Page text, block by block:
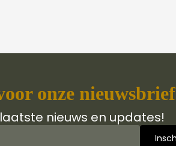
onze nieuwsbrief
nieuws en updates!